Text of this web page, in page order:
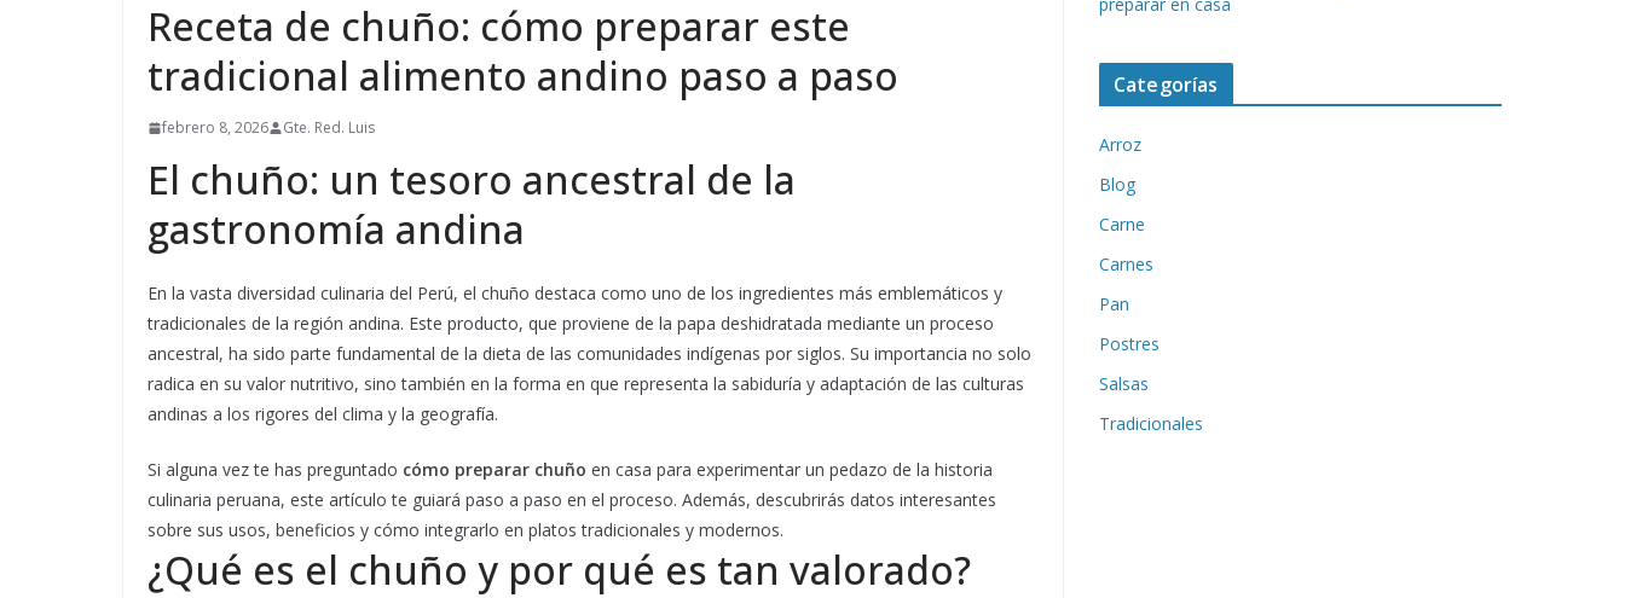
Receta de chuño: cómo preparar este
tradicional alimento andino paso a paso
febrero 8, 2026 Gte. Red. Luis
El chuño: un tesoro ancestral de la
gastronomía andina
En la vasta diversidad culinaria del Perú, el chuño destaca como uno de los ingredientes más emblemáticos y
tradicionales de la región andina. Este producto, que proviene de la papa deshidratada mediante un proceso
ancestral, ha sido parte fundamental de la dieta de las comunidades indígenas por siglos. Su importancia no solo
radica en su valor nutritivo, sino también en la forma en que representa la sabiduría y adaptación de las culturas
andinas a los rigores del clima y la geografía.
Si alguna vez te has preguntado cómo preparar chuño en casa para experimentar un pedazo de la historia
culinaria peruana, este artículo te guiará paso a paso en el proceso. Además, descubrirás datos interesantes
sobre sus usos, beneficios y cómo integrarlo en platos tradicionales y modernos.
¿Qué es el chuño y por qué es tan valorado?
Categorías
Arroz
Blog
Carne
Carnes
Pan
Postres
Salsas
Tradicionales